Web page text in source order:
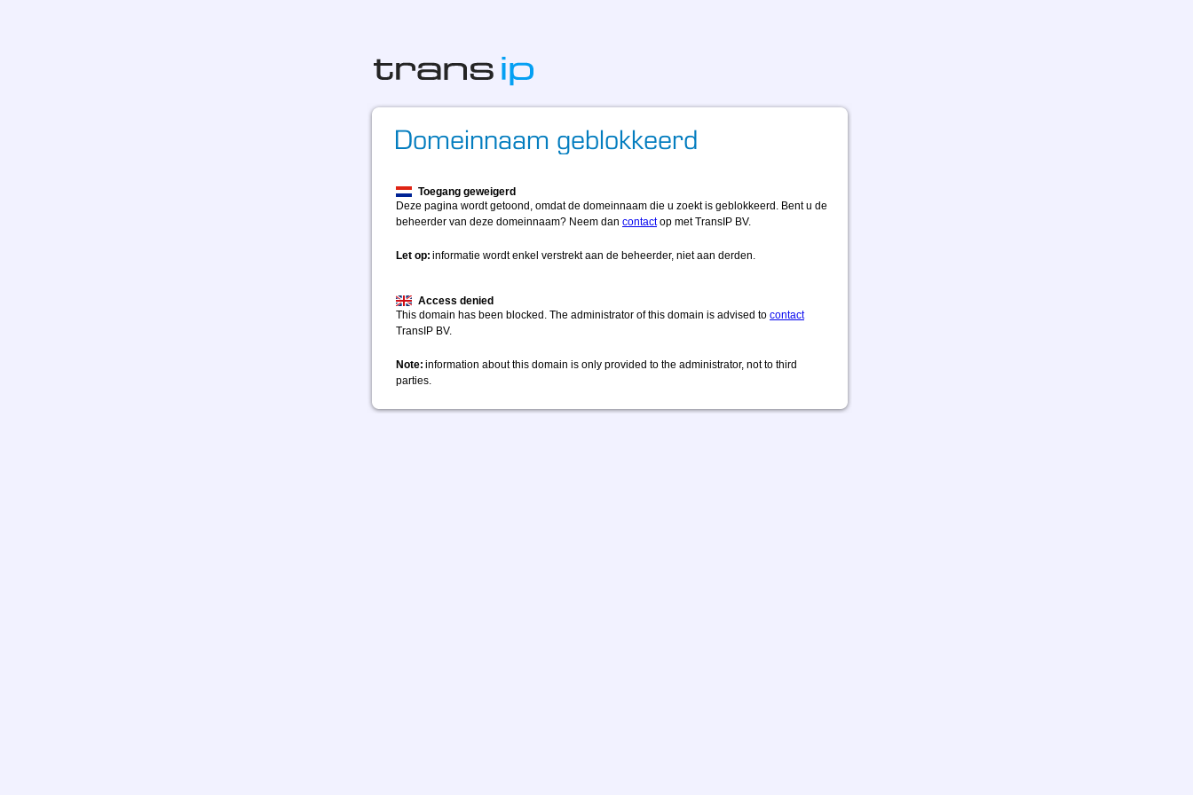
Toegang geweigerd
Deze pagina wordt getoond, omdat de domeinnaam die u zoekt is geblokkeerd. Bent u de
beheerder van deze domeinnaam? Neem dan contactop met TransIP BV.
Let op: informatie wordt enkel verstrekt aan de beheerder, niet aan derden.
Access denied
This domain has been blocked. The administrator of this domain is advised to contact
TransIP BV.
Note: information about this domain is only provided to the administrator, not to third
parties.